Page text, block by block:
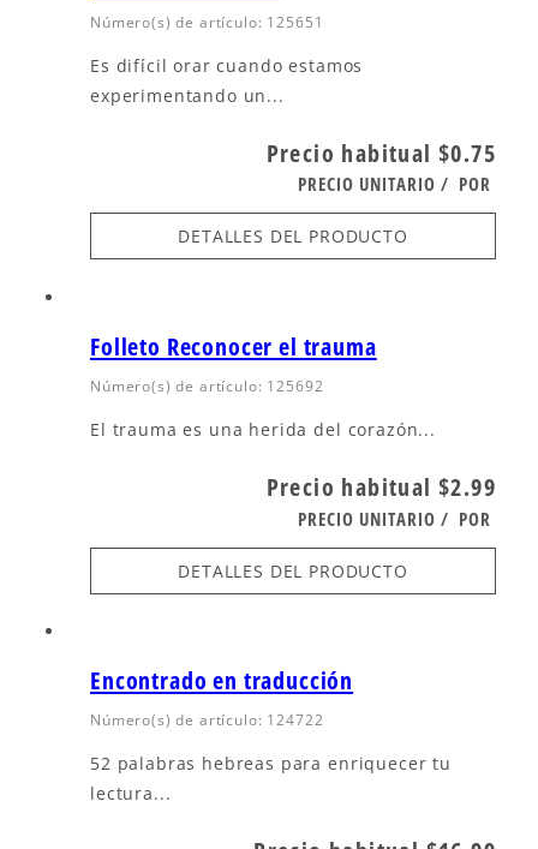
Número(s) de artículo: 125651
Es difícil orar cuando estamos
experimentando un...
Precio habitual $0.75
PRECIO UNITARIO / POR
DETALLES DEL PRODUCTO
Folleto Reconocer el trauma
Número(s) de artículo: 125692
El trauma es una herida del corazón...
Precio habitual $2.99
PRECIO UNITARIO / POR
DETALLES DEL PRODUCTO
Encontrado en traducción
Número(s) de artículo: 124722
52 palabras hebreas para enriquecer tu
lectura...